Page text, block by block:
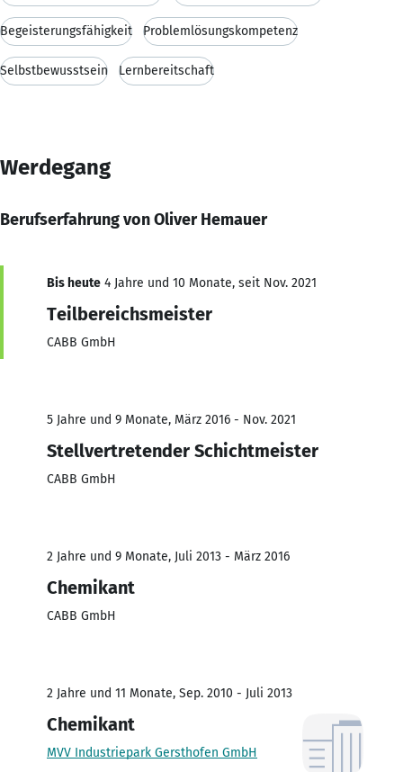
Begeisterungsfähigkeit Problemlösungskompetenz
Selbstbewusstsein Lernbereitschaft
Werdegang
Berufserfahrung von Oliver Hemauer
Bis heute 4 Jahre und 10 Monate, seit Nov. 2021
Teilbereichsmeister
CABB GmbH
5 Jahre und 9 Monate, März 2016 - Nov. 2021
Stellvertretender Schichtmeister
CABB GmbH
2 Jahre und 9 Monate, Juli 2013 - März 2016
Chemikant
CABB GmbH
2 Jahre und 11 Monate, Sep. 2010 - Juli 2013
Chemikant
MVV Industriepark Gersthofen GmbH